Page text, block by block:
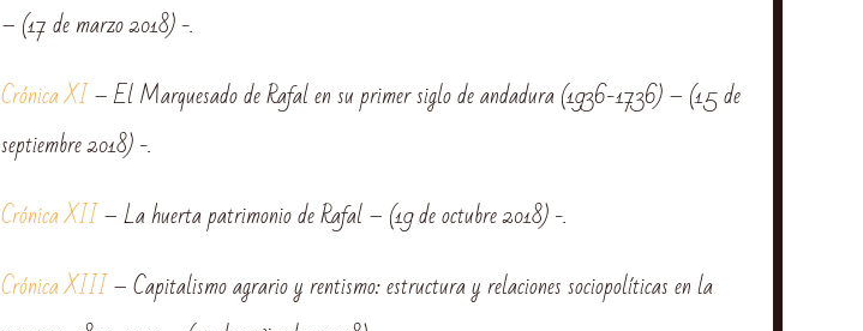
– (17 de marzo 2018) -.
Crónica XI– El Marquesado de Rafal en su primer siglo de andadura (1936-1736) – (15 de
septiembre 2018) -.
Crónica XII– La huerta patrimonio de Rafal – (19 de octubre 2018) -.
Crónica XIII– Capitalismo agrario y rentismo: estructura y relaciones sociopolíticas en la